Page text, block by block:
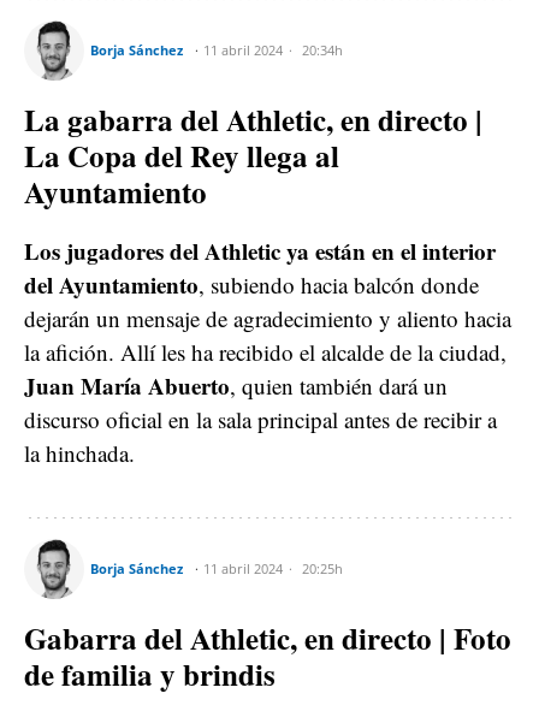
Borja Sánchez 11 abril 2024 20:34h
La gabarra del Athletic, en directo |
La Copa del Rey llega al
Ayuntamiento
Los jugadores del Athletic ya están en el interior
del Ayuntamiento, subiendo hacia balcón donde
dejarán un mensaje de agradecimiento y aliento hacia
la afición. Allí les ha recibido el alcalde de la ciudad,
Juan María Abuerto, quien también dará un
discurso oficial en la sala principal antes de recibir a
la hinchada.
Borja Sánchez 11 abril 2024 20:25h
Gabarra del Athletic, en directo | Foto
de familia y brindis